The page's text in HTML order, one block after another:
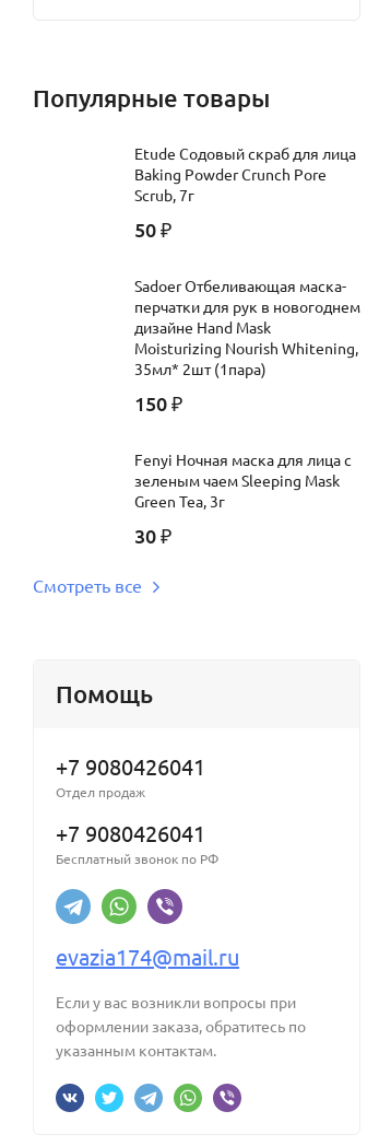
Популярные товары
Etude Содовый скраб для лица
Baking Powder Crunch Pore
Scrub, 7г
50 ₽
Sadoer Отбеливающая маска-
перчатки для рук в новогоднем
дизайне Hand Mask
Moisturizing Nourish Whitening,
35мл* 2шт (1пара)
150 ₽
Fenyi Ночная маска для лица с
зеленым чаем Sleeping Mask
Green Tea, 3г
30 ₽
Смотреть все
Помощь
+7 9080426041
Отдел продаж
+7 9080426041
Бесплатный звонок по РФ
evazia174@mail.ru
Если у вас возникли вопросы при
оформлении заказа, обратитесь по
указанным контактам.